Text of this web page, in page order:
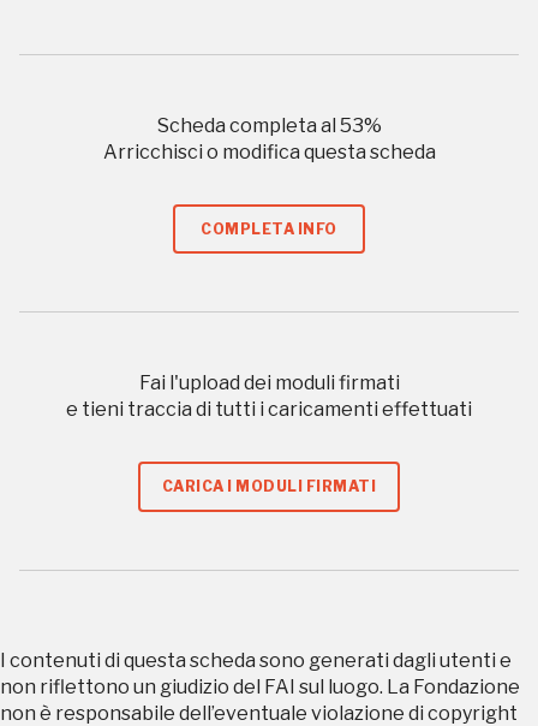
Scheda completa al 53%
Arricchisci o modifica questa scheda
COMPLETA INFO
Fai l'upload dei moduli firmati
e tieni traccia di tutti i caricamenti effettuati
CARICA I MODULI FIRMATI
I contenuti di questa scheda sono generati dagli utenti e
non riflettono un giudizio del FAI sul luogo. La Fondazione
non è responsabile dell’eventuale violazione di copyright
Registrati alla newsletter
Accedi alle informazioni per te più interessanti,
a quelle inerenti i luoghi più vicini e gli eventi
REGISTRATI
Regalati 365 giorni di arte e cultura nell'Italia
ISCRIVITI AL FAI
Scopri tutte le opportunità riservate agli iscritti
Museo
Sansevero
Napoli